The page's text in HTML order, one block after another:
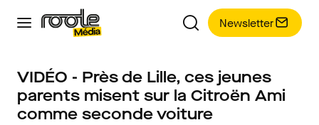
Newsletter
VIDÉO - Près de Lille, ces jeunes
parents misent sur la Citroën Ami
comme seconde voiture